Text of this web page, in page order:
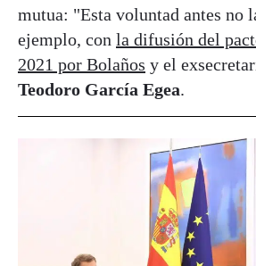
mutua: "Esta voluntad antes no
ejemplo, con la difusión del
2021 por Bolaños y el
Teodoro García Egea.